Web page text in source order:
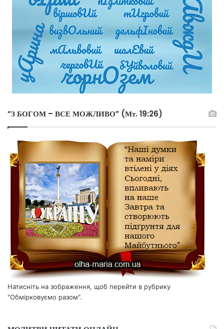
“З БОГОМ – ВСЕ МОЖЛИВО” (Мт. 19:26)
Натисніть на зображення, щоб перейти в рубрику
"Обмірковуємо разом".